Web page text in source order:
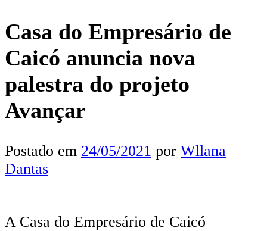
Casa do Empresário de
Caicó anuncia nova
palestra do projeto
Avançar
Postado em 24/05/2021 por Wllana
Dantas
A Casa do Empresário de Caicó